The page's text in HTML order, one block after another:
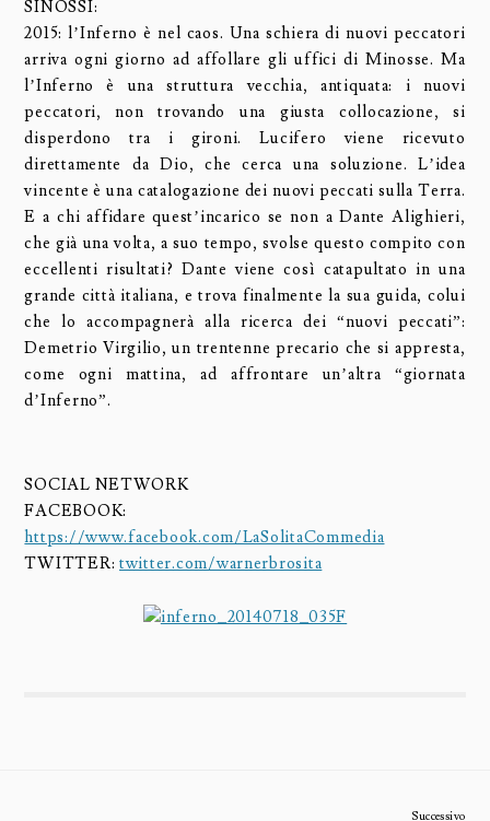
SINOSSI:
2015: l’Inferno è nel caos. Una schiera di nuovi peccatori
arriva ogni giorno ad affollare gli uffici di Minosse. Ma
l’Inferno è una struttura vecchia, antiquata: i nuovi
peccatori, non trovando una giusta collocazione, si
disperdono tra i gironi. Lucifero viene ricevuto
direttamente da Dio, che cerca una soluzione. L’idea
vincente è una catalogazione dei nuovi peccati sulla Terra.
E a chi affidare quest’incarico se non a Dante Alighieri,
che già una volta, a suo tempo, svolse questo compito con
eccellenti risultati? Dante viene così catapultato in una
grande città italiana, e trova finalmente la sua guida, colui
che lo accompagnerà alla ricerca dei “nuovi peccati”:
Demetrio Virgilio, un trentenne precario che si appresta,
come ogni mattina, ad affrontare un’altra “giornata
d’Inferno”.
SOCIAL NETWORK
FACEBOOK:
https://www.facebook.com/LaSolitaCommedia
TWITTER:twitter.com/warnerbrosita